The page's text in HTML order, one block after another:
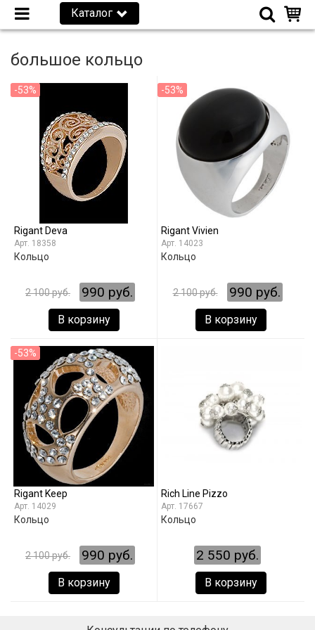
Каталог
большое кольцо
-53%
Rigant Deva
18358
Кольцо
2 100 руб. 990 руб.
В корзину
-53%
Rigant Vivien
14023
Кольцо
2 100 руб. 990 руб.
В корзину
-53%
Rigant Keep
14029
Кольцо
2 100 руб. 990 руб.
В корзину
Rich Line Pizzo
17667
Кольцо
2 550 руб.
В корзину